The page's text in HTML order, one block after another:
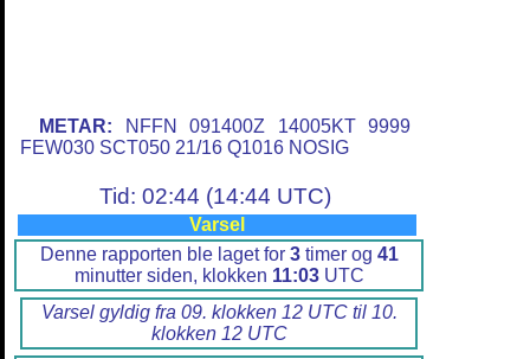
METAR: NFFN 091400Z 14005KT 9999
FEW030 SCT050 21/16 Q1016 NOSIG
Tid: 02:44 (14:44 UTC)
Varsel
Denne rapporten ble laget for 3timer og 41
minutter siden, klokken 11:03UTC
Varsel gyldig fra 09. klokken 12 UTC til 10.
klokken 12 UTC